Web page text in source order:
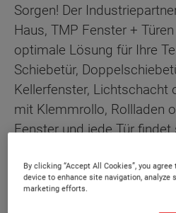
Sorgen! Der
Haus, TMP Fenster +
optimale Lösung für Ihre
Schiebetür,
Kellerfenster, Lichtschacht
mit Klemmrollo, Rollladen
Fenster und jede Tür
By clicking “Accept All Cookies”, you
device to enhance site navigation, analyze
marketing efforts.